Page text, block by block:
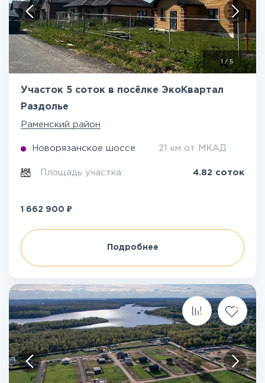
1 /5
Участок 5 соток в посёлке ЭкоКвартал
Раздолье
Раменский район
Новорязанское шоссе 21 км от МКАД
Площадь участка: 4.82 соток
1 662 900 ₽
Подробнее